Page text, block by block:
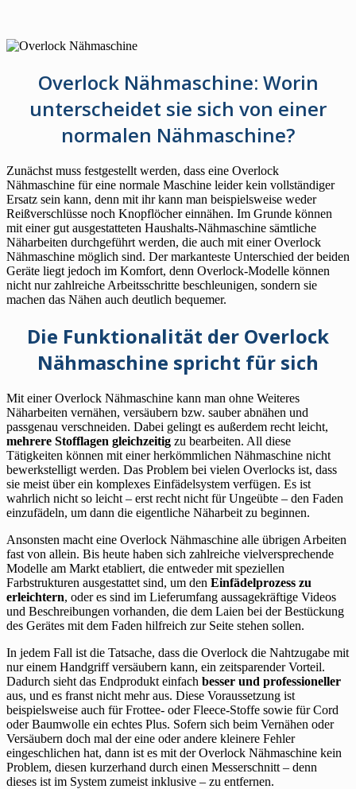
Overlock Nähmaschine: Worin
unterscheidet sie sich von einer
normalen Nähmaschine?
Zunächst muss festgestellt werden, dass eine Overlock
Nähmaschine für eine normale Maschine leider kein vollständiger
Ersatz sein kann, denn mit ihr kann man beispielsweise weder
Reißverschlüsse noch Knopflöcher einnähen. Im Grunde können
mit einer gut ausgestatteten Haushalts-Nähmaschine sämtliche
Näharbeiten durchgeführt werden, die auch mit einer Overlock
Nähmaschine möglich sind. Der markanteste Unterschied der beiden
Geräte liegt jedoch im Komfort, denn Overlock-Modelle können
nicht nur zahlreiche Arbeitsschritte beschleunigen, sondern sie
machen das Nähen auch deutlich bequemer.
Die Funktionalität der Overlock
Nähmaschine spricht für sich
Mit einer Overlock Nähmaschine kann man ohne Weiteres
Näharbeiten vernähen, versäubern bzw. sauber abnähen und
passgenau verschneiden. Dabei gelingt es außerdem recht leicht,
mehrere Stofflagen gleichzeitig zu bearbeiten. All diese
Tätigkeiten können mit einer herkömmlichen Nähmaschine nicht
bewerkstelligt werden. Das Problem bei vielen Overlocks ist, dass
sie meist über ein komplexes Einfädelsystem verfügen. Es ist
wahrlich nicht so leicht – erst recht nicht für Ungeübte – den Faden
einzufädeln, um dann die eigentliche Näharbeit zu beginnen.
Ansonsten macht eine Overlock Nähmaschine alle übrigen Arbeiten
fast von allein. Bis heute haben sich zahlreiche vielversprechende
Modelle am Markt etabliert, die entweder mit speziellen
Farbstrukturen ausgestattet sind, um den Einfädelprozess zu
erleichtern, oder es sind im Lieferumfang aussagekräftige Videos
und Beschreibungen vorhanden, die dem Laien bei der Bestückung
des Gerätes mit dem Faden hilfreich zur Seite stehen sollen.
In jedem Fall ist die Tatsache, dass die Overlock die Nahtzugabe mit
nur einem Handgriff versäubern kann, ein zeitsparender Vorteil.
Dadurch sieht das Endprodukt einfach besser und professioneller
aus, und es franst nicht mehr aus. Diese Voraussetzung ist
beispielsweise auch für Frottee- oder Fleece-Stoffe sowie für Cord
oder Baumwolle ein echtes Plus. Sofern sich beim Vernähen oder
Versäubern doch mal der eine oder andere kleinere Fehler
eingeschlichen hat, dann ist es mit der Overlock Nähmaschine kein
Problem, diesen kurzerhand durch einen Messerschnitt – denn
dieses ist im System zumeist inklusive – zu entfernen.